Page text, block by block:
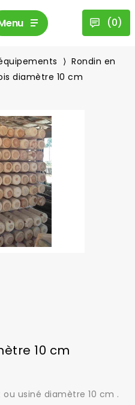
(0)
Rondin en
diamètre 10 cm
10 cm
usiné diamètre 10 cm .